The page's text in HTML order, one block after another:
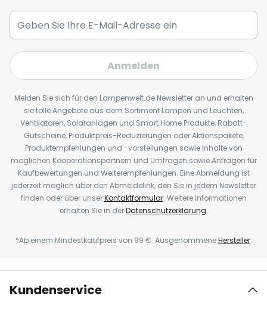
Anmelden
Melden Sie sich für den Lampenwelt.de Newsletter an und erhalten
sie tolle Angebote aus dem Sortiment Lampen und Leuchten,
Ventilatoren, Solaranlagen und Smart Home Produkte, Rabatt-
Gutscheine, Produktpreis-Reduzierungen oder Aktionspakete,
Produktempfehlungen und -vorstellungen sowie Inhalte von
möglichen Kooperationspartnern und Umfragen sowie Anfragen für
Kaufbewertungen und Weiterempfehlungen. Eine Abmeldung ist
jederzeit möglich über den Abmeldelink, den Sie in jedem Newsletter
finden oder über unserKontaktformular. Weitere Informationen
erhalten Sie in derDatenschutzerklärung.
*Ab einem Mindestkaufpreis von 99 €. AusgenommeneHersteller.
Kundenservice